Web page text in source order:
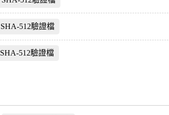
SHA-512驗證檔
SHA-512驗證檔